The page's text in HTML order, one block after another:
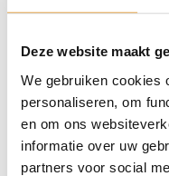
Deze website maakt
We gebruiken cookies
personaliseren, om
en om ons
informatie over uw
partners voor social
Je waardering*